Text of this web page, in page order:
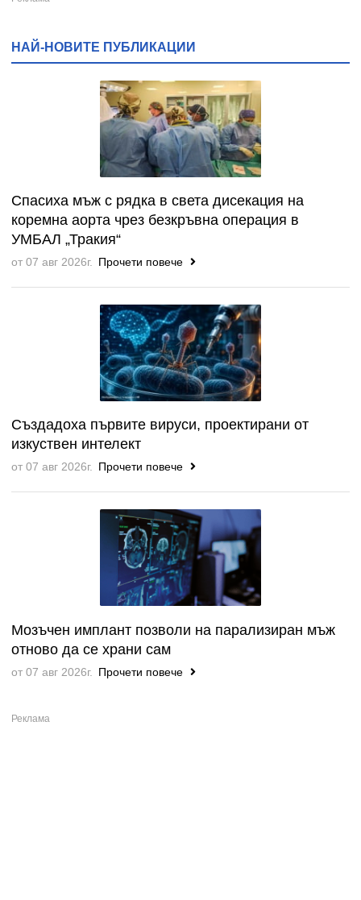
НАЙ-НОВИТЕ ПУБЛИКАЦИИ
Спасиха мъж с рядка в света дисекация на
коремна аорта чрез безкръвна операция в
УМБАЛ „Тракия“
от 07 авг 2026г. Прочети повече
Създадоха първите вируси, проектирани от
изкуствен интелект
от 07 авг 2026г. Прочети повече
Мозъчен имплант позволи на парализиран мъж
отново да се храни сам
от 07 авг 2026г. Прочети повече